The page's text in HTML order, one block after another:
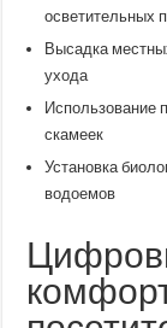
осветительных
Высадка
ухода
Использование
скамеек
Установка
водоемов